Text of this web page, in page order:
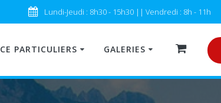
Lundi-Jeudi : 8h30 - 15h30 || Vendredi : 8h - 11h
PARTICULIERS GALERIES